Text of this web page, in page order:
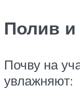
Полив и
Почву на
увлажняют: